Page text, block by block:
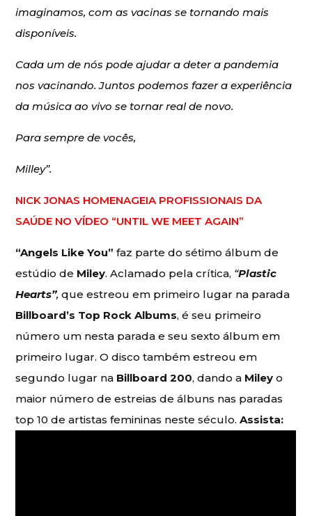
imaginamos, com as vacinas se tornando mais
disponíveis.
Cada um de nós pode ajudar a deter a pandemia
nos vacinando. Juntos podemos fazer a experiência
da música ao vivo se tornar real de novo.
Para sempre de vocês,
Milley”.
NICK JONAS HOMENAGEIA PROFISSIONAIS DA
SAÚDE NO VÍDEO “UNTIL WE MEET AGAIN”
“Angels Like You” faz parte do sétimo álbum de
estúdio de Miley. Aclamado pela crítica, “Plastic
Hearts”, que estreou em primeiro lugar na parada
Billboard’s Top Rock Albums, é seu primeiro
número um nesta parada e seu sexto álbum em
primeiro lugar. O disco também estreou em
segundo lugar na Billboard 200, dando a Mileyo
maior número de estreias de álbuns nas paradas
top 10 de artistas femininas neste século.Assista: